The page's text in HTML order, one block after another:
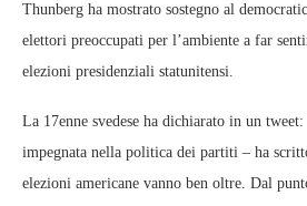
Thunberg ha mostrato sostegno al
elettori preoccupati per l’ambiente a far
elezioni presidenziali statunitensi.
La 17enne svedese ha dichiarato in un
impegnata nella politica dei partiti – ha
elezioni americane vanno ben oltre. Dal